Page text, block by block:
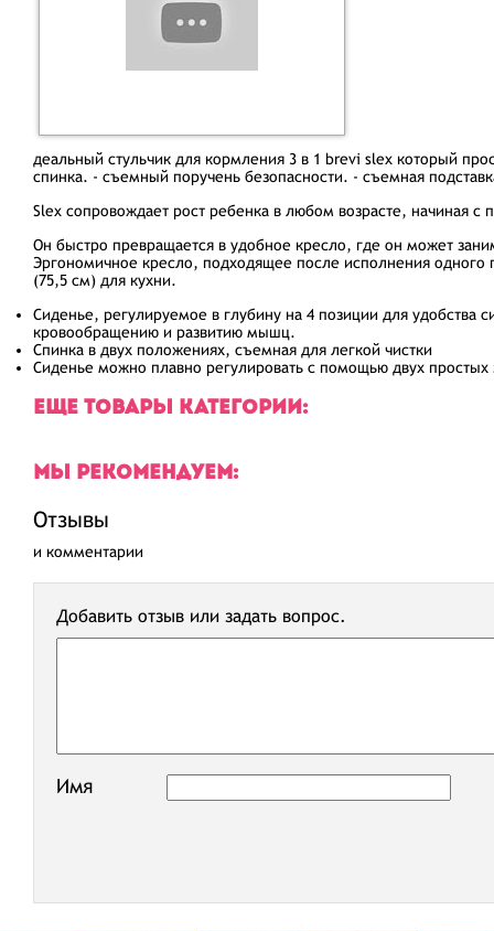
деальный стульчик для кормления 3 в 1 brevi slex который
спинка. - съемный поручень безопасности. - съемная
Slex сопровождает рост ребенка в любом возрасте, начиная
Он быстро превращается в удобное кресло, где он может
Эргономичное кресло, подходящее после исполнения одного
(75,5 см) для кухни.
Сиденье, регулируемое в глубину на 4 позиции для удобства
кровообращению и развитию мышц.
Спинка в двух положениях, съемная для легкой чистки
Сиденье можно плавно регулировать с помощью двух простых
ЕЩЕ ТОВАРЫ КАТЕГОРИИ:
МЫ РЕКОМЕНДУЕМ:
Отзывы
и комментарии
Добавить отзыв или задать вопрос.
Имя